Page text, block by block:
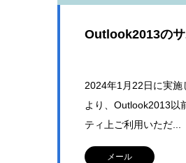
Outlook2013の
2024年1月22日に実施
より、Outlook2013以
ティ上ご利用いただ...
メール